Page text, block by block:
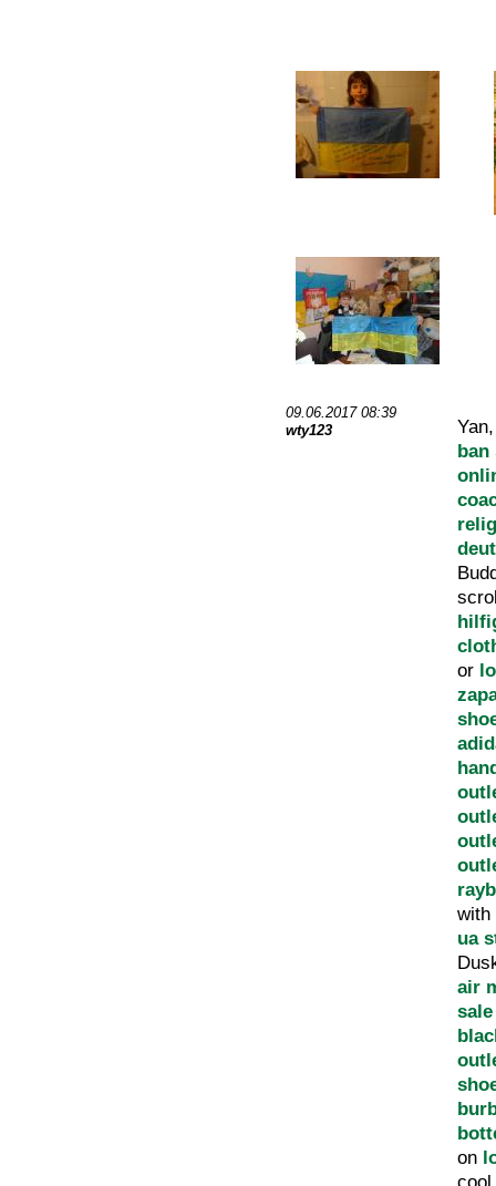
09.06.2017 08:39
wty123
ban
or
with
ua
air
sale
on